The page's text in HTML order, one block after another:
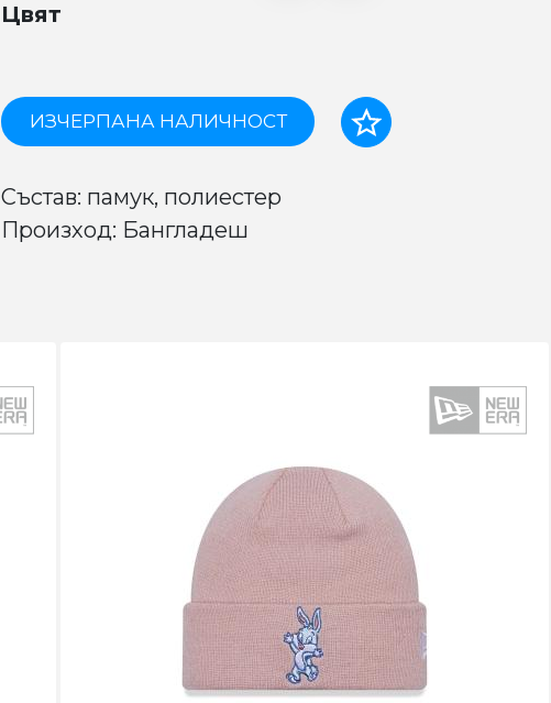
Цвят
ИЗЧЕРПАНА НАЛИЧНОСТ
Състав: памук, полиестер
Произход: Бангладеш